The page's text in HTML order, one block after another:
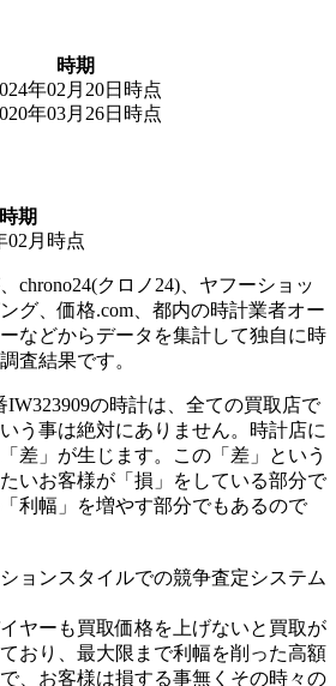
時期
年02月20日時点
年03月26日時点
時期
02月時点
chrono24(クロノ24)、ヤフーショッ
グ、価格.com、都内の時計業者オー
などからデータを集計して独自に時
査結果です。
の時計は、全ての買取店で
う事は絶対にありません。時計店に
差」が生じます。この「差」という
いお客様が「損」をしている部分で
利幅」を増やす部分でもあるので
ョンスタイルでの競争査定システム
ヤーも買取価格を上げないと買取が
おり、最大限まで利幅を削った高額
、お客様は損する事無くその時々の